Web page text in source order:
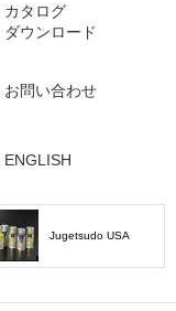
カタログ
ダウンロード
お問い合わせ
ENGLISH
Jugetsudo USA